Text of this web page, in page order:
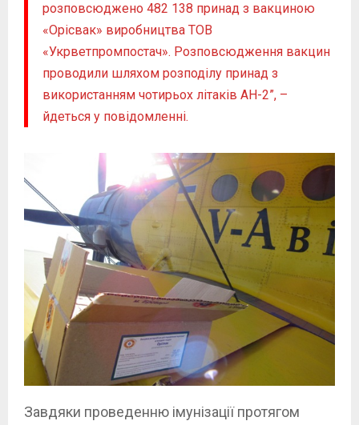
розповсюджено 482 138 принад з вакциною
«Орісвак» виробництва ТОВ
«Укрветпромпостач». Розповсюдження вакцин
проводили шляхом розподілу принад з
використанням чотирьох літаків АН-2”, –
йдеться у повідомленні.
Завдяки проведенню імунізації протягом